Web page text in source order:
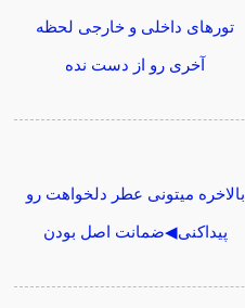
تورهای داخلی و خارجی لحظه
آخری رو از دست نده
بالاخره میتونی عطر دلخواهت رو
پیداکنی◀ضمانت اصل بودن